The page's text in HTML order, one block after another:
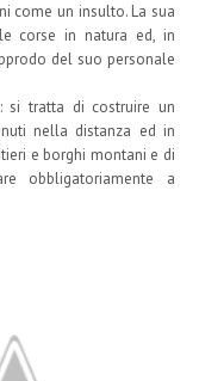
come un insulto. La sua
corse in natura ed, in
del suo personale
si tratta di costruire un
nella distanza ed in
e borghi montani e di
obbligatoriamente a